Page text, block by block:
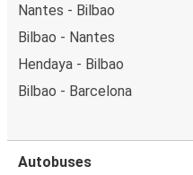
Nantes - Bilbao
Bilbao - Nantes
Hendaya - Bilbao
Bilbao - Barcelona
Autobuses